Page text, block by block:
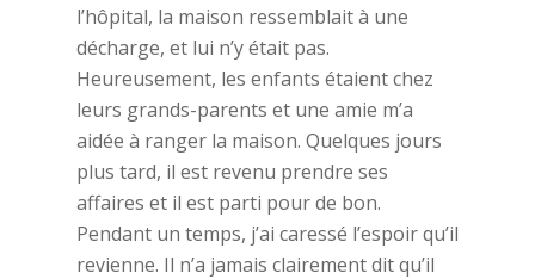
l’hôpital, la maison ressemblait à une
décharge, et lui n’y était pas.
Heureusement, les enfants étaient chez
leurs grands-parents et une amie m’a
aidée à ranger la maison. Quelques jours
plus tard, il est revenu prendre ses
affaires et il est parti pour de bon.
Pendant un temps, j’ai caressé l’espoir qu’il
revienne. Il n’a jamais clairement dit qu’il